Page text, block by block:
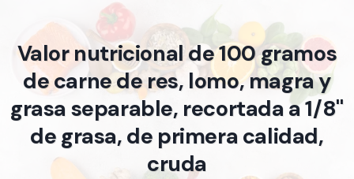
Valor nutricional de 100 gramos
de carne de res, lomo, magra y
grasa separable, recortada a 1/8"
de grasa, de primera calidad,
cruda